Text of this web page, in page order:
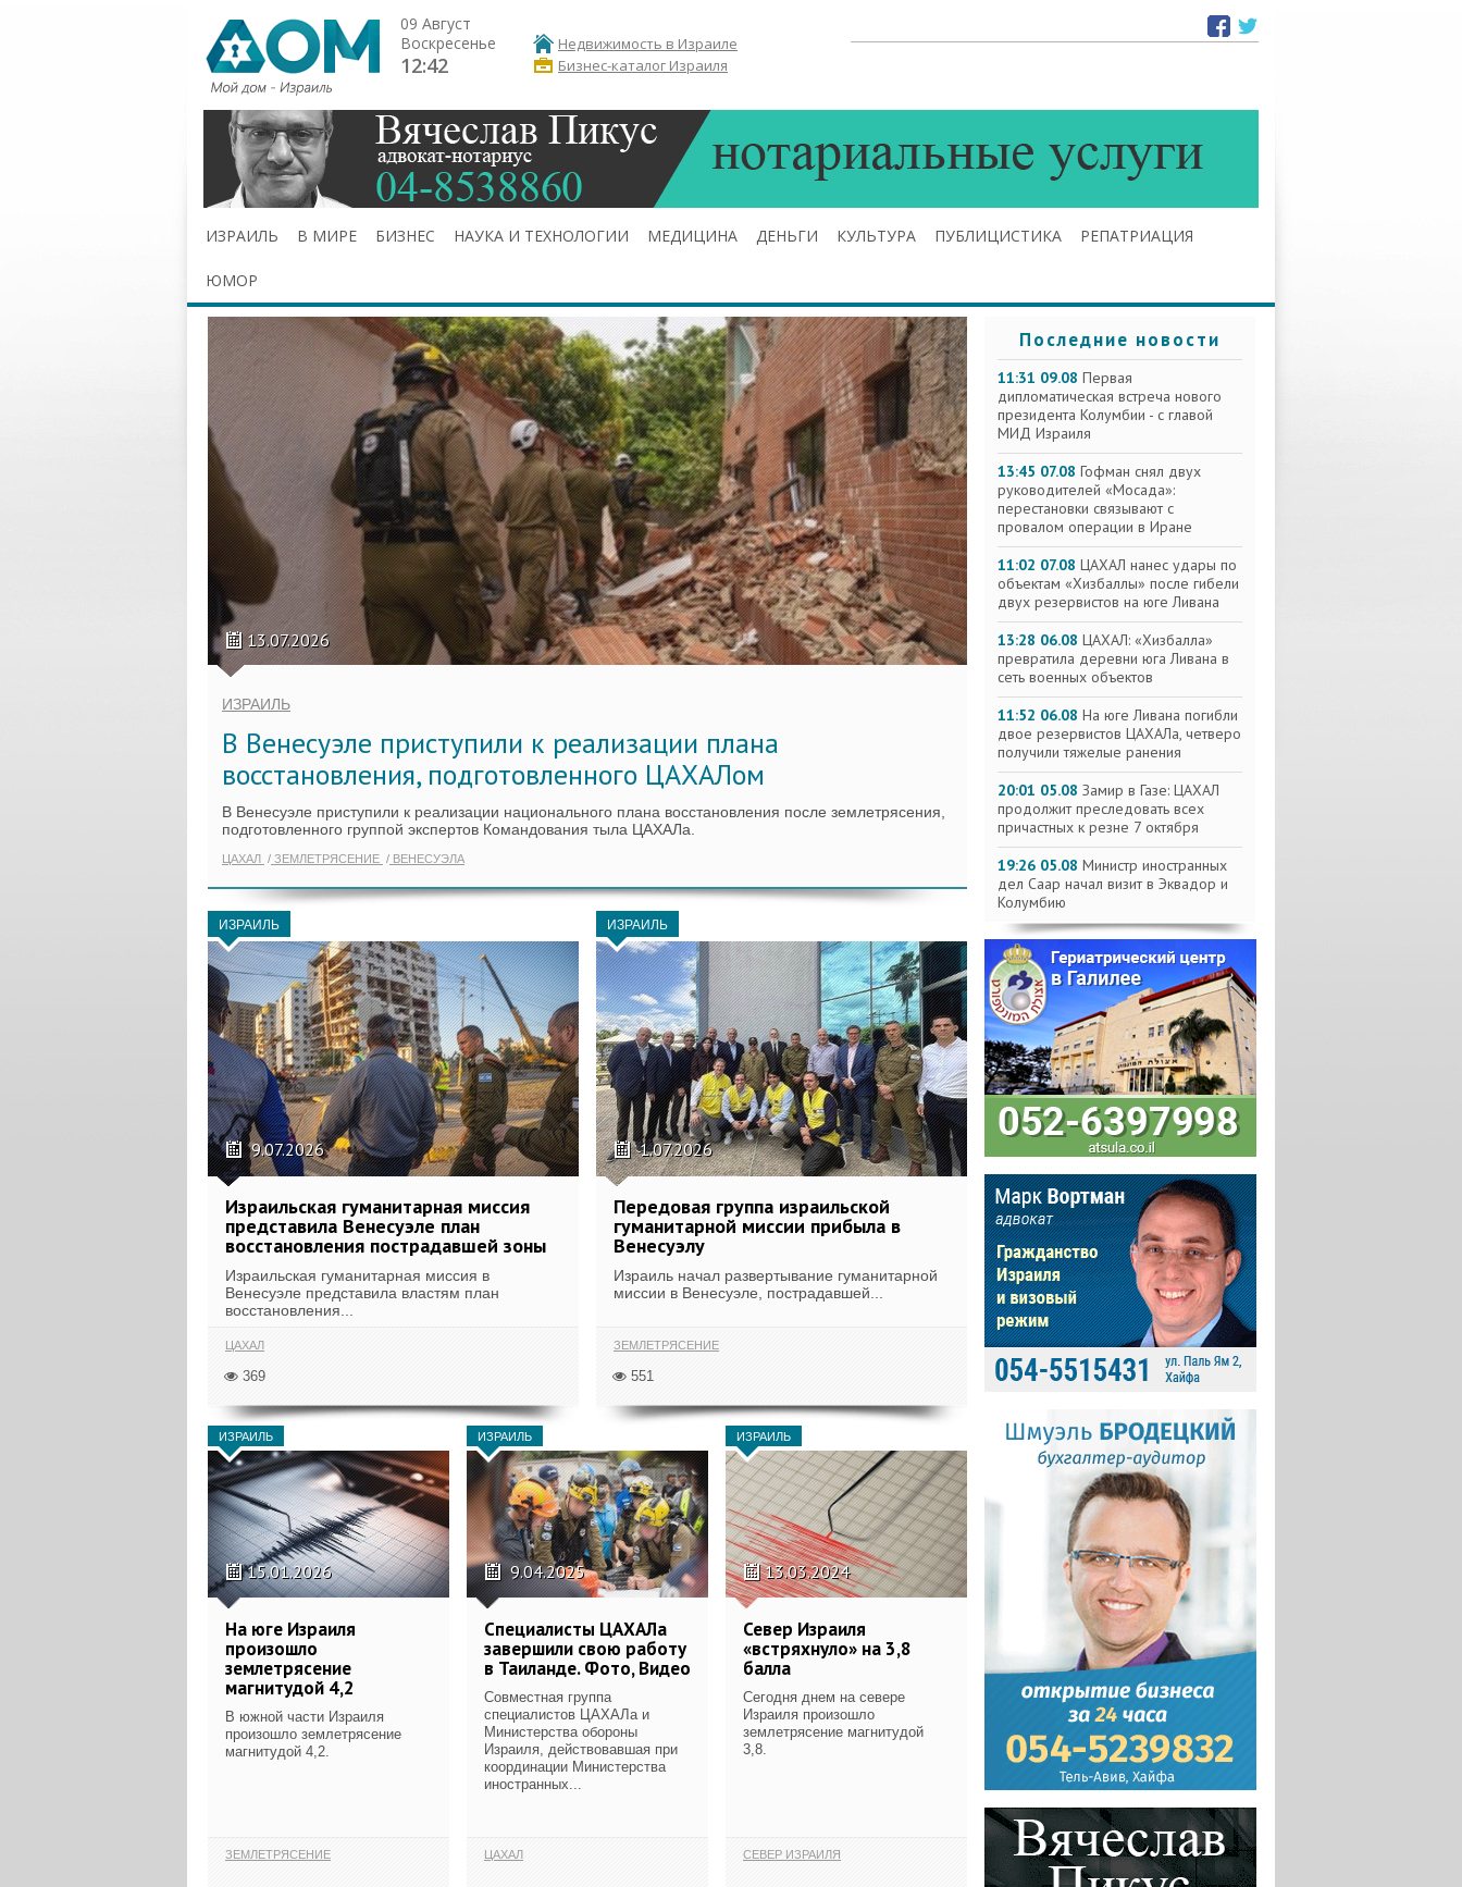
09 Август
Воскресенье
12:42
Недвижимость в Израиле
Бизнес-каталог Израиля
ИЗРАИЛЬ В МИРЕ БИЗНЕС НАУКА И ТЕХНОЛОГИИ МЕДИЦИНА ДЕНЬГИ КУЛЬТУРА ПУБЛИЦИСТИКА РЕПАТРИАЦИЯ
ЮМОР
13.07.2026
ИЗРАИЛЬ
В Венесуэле приступили к реализации плана
восстановления, подготовленного ЦАХАЛом
В Венесуэле приступили к реализации национального плана восстановления после землетрясения,
подготовленного группой экспертов Командования тыла ЦАХАЛа.
ЦАХАЛ ЗЕМЛЕТРЯСЕНИЕ ВЕНЕСУЭЛА
ИЗРАИЛЬ
9.07.2026
Израильская гуманитарная миссия
представила Венесуэле план
восстановления пострадавшей зоны
Израильская гуманитарная миссия в
Венесуэле представила властям план
восстановления...
ЦАХАЛ
369
ИЗРАИЛЬ
1.07.2026
Передовая группа израильской
гуманитарной миссии прибыла в
Венесуэлу
Израиль начал развертывание гуманитарной
миссии в Венесуэле, пострадавшей...
ЗЕМЛЕТРЯСЕНИЕ
551
ИЗРАИЛЬ
15.01.2026
На юге Израиля
произошло
землетрясение
магнитудой 4,2
В южной части Израиля
произошло землетрясение
магнитудой 4,2.
ЗЕМЛЕТРЯСЕНИЕ
ИЗРАИЛЬ
9.04.2025
Специалисты ЦАХАЛа
завершили свою работу
в Таиланде. Фото, Видео
Совместная группа
специалистов ЦАХАЛа и
Министерства обороны
Израиля, действовавшая при
координации Министерства
иностранных...
ЦАХАЛ
ИЗРАИЛЬ
13.03.2024
Север Израиля
«встряхнуло» на 3,8
балла
Сегодня днем на севере
Израиля произошло
землетрясение магнитудой
3,8.
СЕВЕР ИЗРАИЛЯ
Последние новости
11:31 09.08 Первая
дипломатическая встреча нового
президента Колумбии - с главой
МИД Израиля
13:45 07.08 Гофман снял двух
руководителей «Мосада»:
перестановки связывают с
провалом операции в Иране
11:02 07.08 ЦАХАЛ нанес удары по
объектам «Хизбаллы» после гибели
двух резервистов на юге Ливана
13:28 06.08 ЦАХАЛ: «Хизбалла»
превратила деревни юга Ливана в
сеть военных объектов
11:52 06.08 На юге Ливана погибли
двое резервистов ЦАХАЛа, четверо
получили тяжелые ранения
20:01 05.08 Замир в Газе: ЦАХАЛ
продолжит преследовать всех
причастных к резне 7 октября
19:26 05.08 Министр иностранных
дел Саар начал визит в Эквадор и
Колумбию